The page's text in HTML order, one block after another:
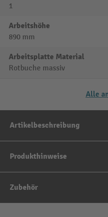
1
Arbeitshöhe
890 mm
Arbeitsplatte Material
Rotbuche massiv
Alle
Artikelbeschreibung
Produkthinweise
Zubehör